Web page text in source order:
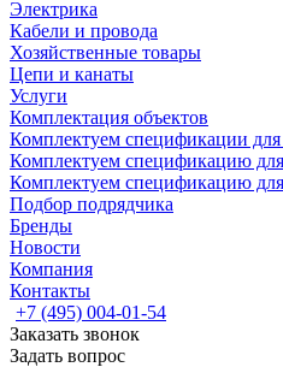
Электрика
Кабели и провода
Хозяйственные товары
Цепи и канаты
Услуги
Комплектация объектов
Комплектуем спецификации
Комплектуем спецификацию
Комплектуем спецификацию
Подбор подрядчика
Бренды
Новости
Компания
Контакты
+7 (495) 004-01-54
Заказать звонок
Задать вопрос